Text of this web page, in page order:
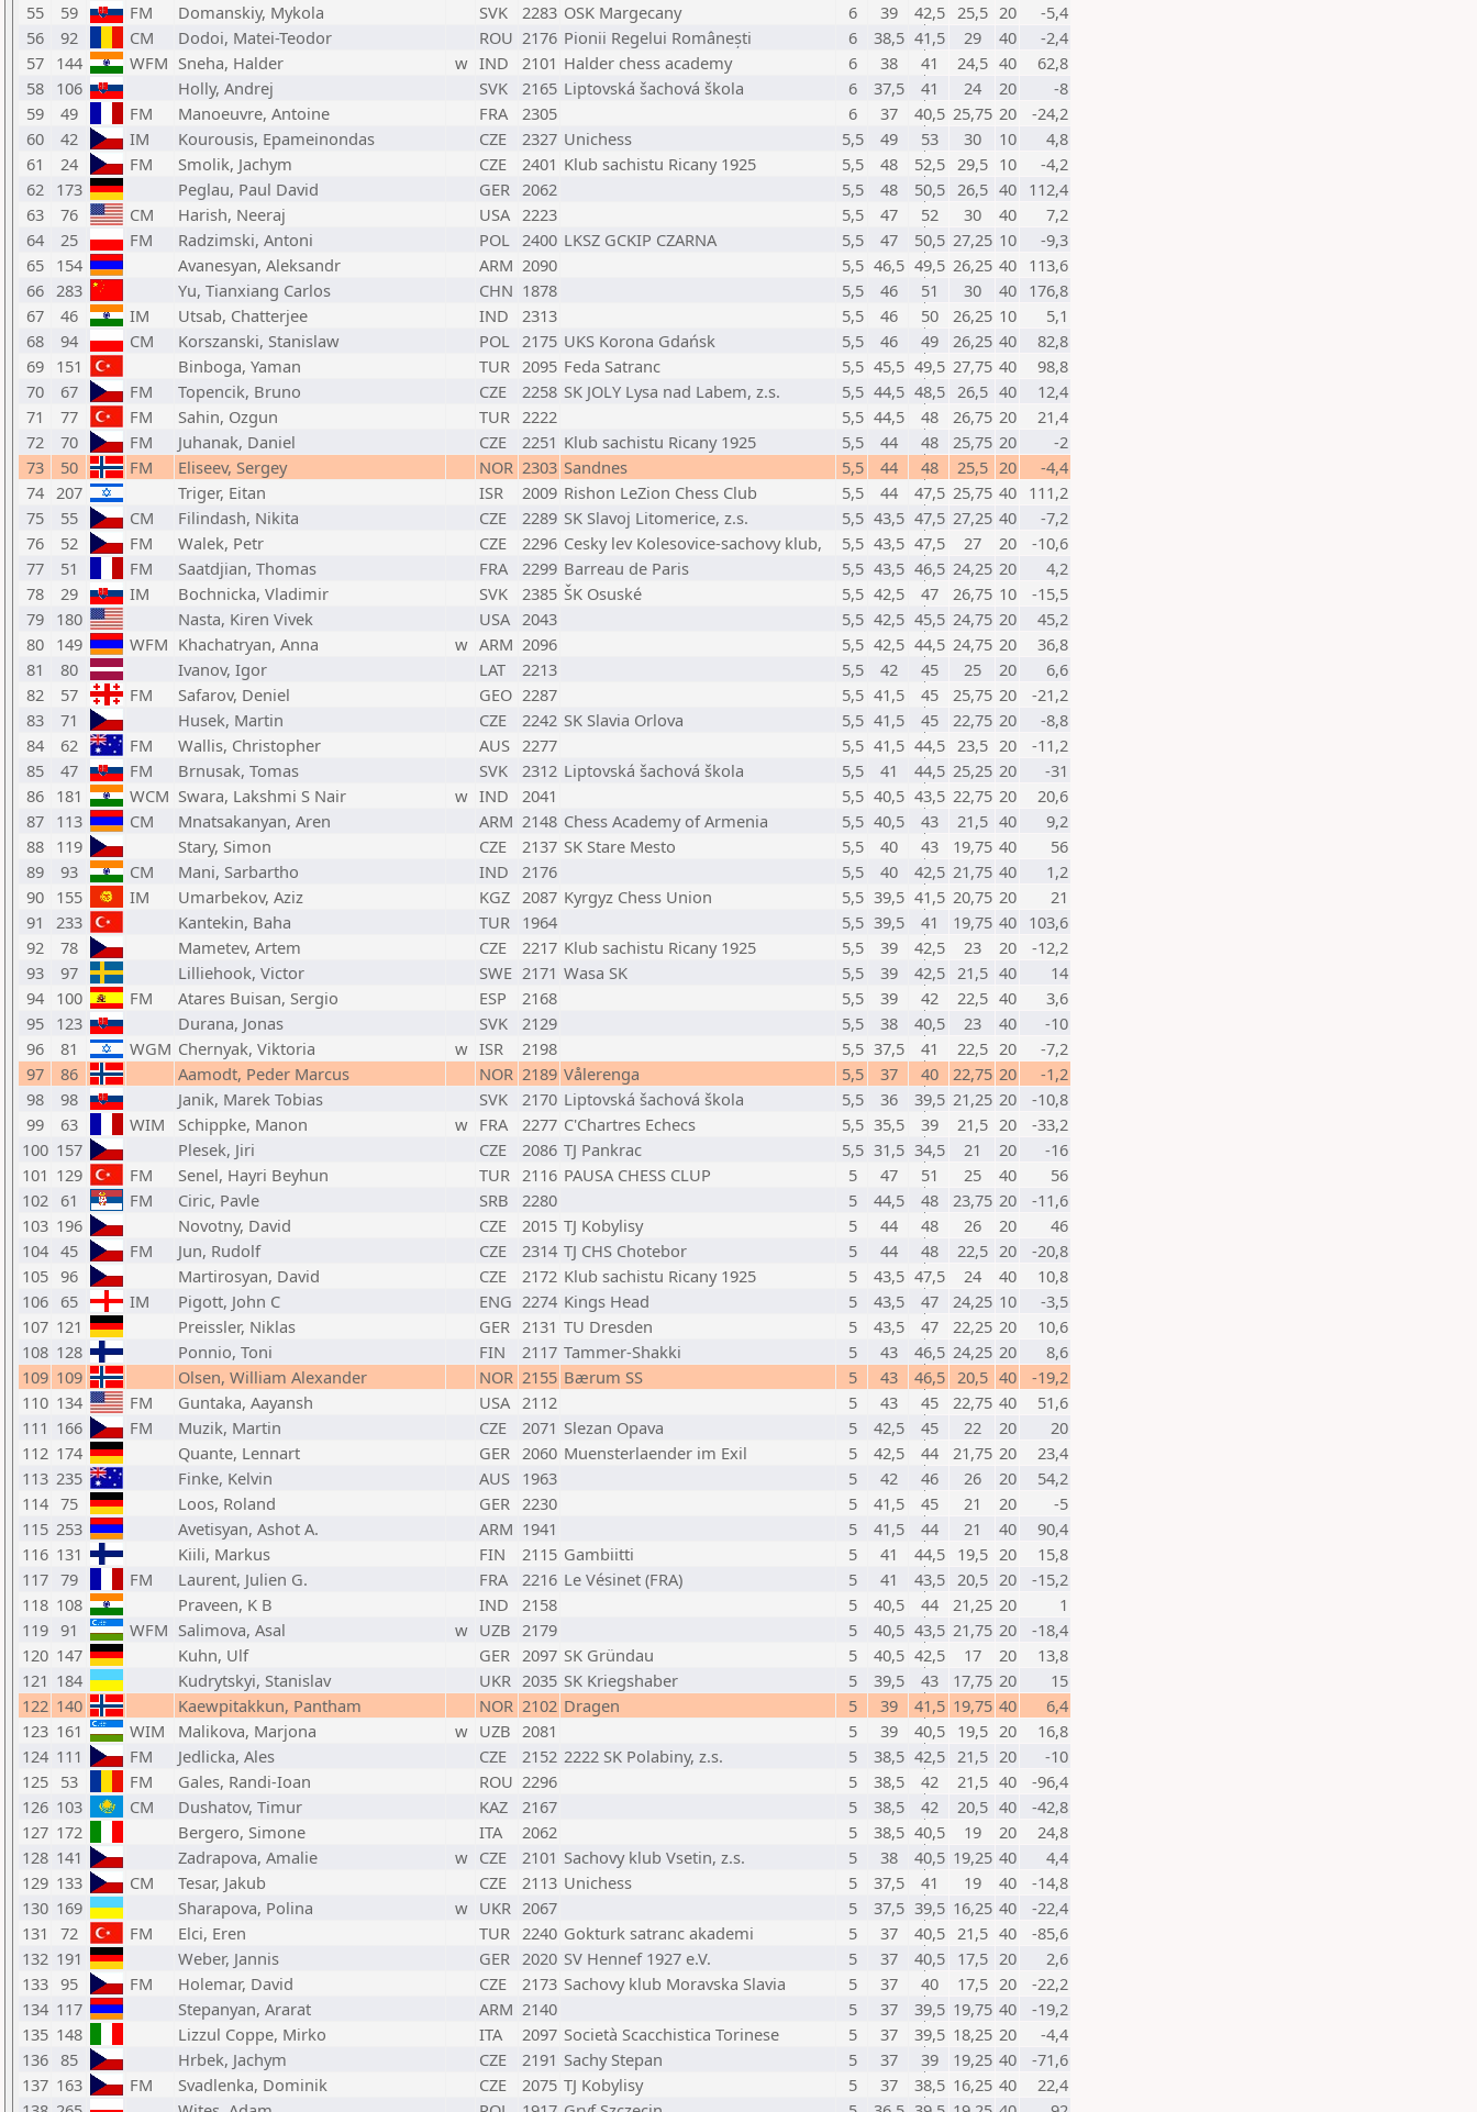
55
59 FM Domanskiy, Mykola SVK 2283 OSK Margecany 6 39 42,5 25,5 20
-5,4
56
92 CM Dodoi, Matei-Teodor ROU 2176 Pionii Regelui Românești 6 38,5 41,5 29 40
-2,4
57 144 WFM Sneha, Halder w IND 2101 Halder chess academy 6 38 41 24,5 40
62,8
58 106 Holly, Andrej SVK 2165 Liptovská šachová škola 6 37,5 41 24 20
-8
59
49 FM Manoeuvre, Antoine FRA 2305 6 37 40,5 25,75 20
-24,2
60
42 IM Kourousis, Epameinondas CZE 2327 Unichess 5,5 49 53 30 10
4,8
61
24 FM Smolik, Jachym CZE 2401 Klub sachistu Ricany 1925 5,5 48 52,5 29,5 10
-4,2
62 173 Peglau, Paul David GER 2062 5,5 48 50,5 26,5 40 112,4
63
76 CM Harish, Neeraj USA 2223 5,5 47 52 30 40
7,2
64
25 FM Radzimski, Antoni POL 2400 LKSZ GCKIP CZARNA 5,5 47 50,5 27,25 10
-9,3
65 154 Avanesyan, Aleksandr ARM 2090 5,5 46,5 49,5 26,25 40 113,6
66 283 Yu, Tianxiang Carlos CHN 1878 5,5 46 51 30 40 176,8
67
46 IM Utsab, Chatterjee IND 2313 5,5 46 50 26,25 10
5,1
68
94 CM Korszanski, Stanislaw POL 2175 UKS Korona Gdańsk 5,5 46 49 26,25 40
82,8
69 151 Binboga, Yaman TUR 2095 Feda Satranc 5,5 45,5 49,5 27,75 40
98,8
70
67 FM Topencik, Bruno CZE 2258 SK JOLY Lysa nad Labem, z.s. 5,5 44,5 48,5 26,5 40
12,4
71
77 FM Sahin, Ozgun TUR 2222 5,5 44,5 48 26,75 20
21,4
72
70 FM Juhanak, Daniel CZE 2251 Klub sachistu Ricany 1925 5,5 44 48 25,75 20
-2
73
50 FM Eliseev, Sergey NOR 2303 Sandnes 5,5 44 48 25,5 20
-4,4
74 207 Triger, Eitan ISR 2009 Rishon LeZion Chess Club 5,5 44 47,5 25,75 40 111,2
75
55 CM Filindash, Nikita CZE 2289 SK Slavoj Litomerice, z.s. 5,5 43,5 47,5 27,25 40
-7,2
76
52 FM Walek, Petr CZE 2296 Cesky lev Kolesovice-sachovy klub, 5,5 43,5 47,5 27 20
-10,6
77
51 FM Saatdjian, Thomas FRA 2299 Barreau de Paris 5,5 43,5 46,5 24,25 20
4,2
78
29 IM Bochnicka, Vladimir SVK 2385 ŠK Osuské 5,5 42,5 47 26,75 10
-15,5
79 180 Nasta, Kiren Vivek USA 2043 5,5 42,5 45,5 24,75 20
45,2
80 149 WFM Khachatryan, Anna w ARM 2096 5,5 42,5 44,5 24,75 20
36,8
81
80 Ivanov, Igor LAT 2213 5,5 42 45 25 20
6,6
82
57 FM Safarov, Deniel GEO 2287 5,5 41,5 45 25,75 20
-21,2
83
71 Husek, Martin CZE 2242 SK Slavia Orlova 5,5 41,5 45 22,75 20
-8,8
84
62 FM Wallis, Christopher AUS 2277 5,5 41,5 44,5 23,5 20
-11,2
85
47 FM Brnusak, Tomas SVK 2312 Liptovská šachová škola 5,5 41 44,5 25,25 20
-31
86 181 WCM Swara, Lakshmi S Nair w IND 2041 5,5 40,5 43,5 22,75 20
20,6
87 113 CM Mnatsakanyan, Aren ARM 2148 Chess Academy of Armenia 5,5 40,5 43 21,5 40
9,2
88 119 Stary, Simon CZE 2137 SK Stare Mesto 5,5 40 43 19,75 40
56
89
93 CM Mani, Sarbartho IND 2176 5,5 40 42,5 21,75 40
1,2
90 155 IM Umarbekov, Aziz KGZ 2087 Kyrgyz Chess Union 5,5 39,5 41,5 20,75 20
21
91
233 Kantekin, Baha TUR 1964 5,5 39,5 41 19,75 40 103,6
92
78 Mametev, Artem CZE 2217 Klub sachistu Ricany 1925 5,5 39 42,5 23 20
-12,2
93
97 Lilliehook, Victor SWE 2171 Wasa SK 5,5 39 42,5 21,5 40
14
94 100 FM Atares Buisan, Sergio ESP 2168 5,5 39 42 22,5 40
3,6
95 123 Durana, Jonas SVK 2129 5,5 38 40,5 23 40
-10
96
81 WGM Chernyak, Viktoria w ISR 2198 5,5 37,5 41 22,5 20
-7,2
97
86 Aamodt, Peder Marcus NOR 2189 Vålerenga 5,5 37 40 22,75 20
-1,2
98
98 Janik, Marek Tobias SVK 2170 Liptovská šachová škola 5,5 36 39,5 21,25 20
-10,8
99
63 WIM Schippke, Manon w FRA 2277 C'Chartres Echecs 5,5 35,5 39 21,5 20
-33,2
100 157 Plesek, Jiri CZE 2086 TJ Pankrac 5,5 31,5 34,5 21 20
-16
101 129 FM Senel, Hayri Beyhun TUR 2116 PAUSA CHESS CLUP 5 47 51 25 40
56
102 61 FM Ciric, Pavle SRB 2280 5 44,5 48 23,75 20
-11,6
103 196 Novotny, David CZE 2015 TJ Kobylisy 5 44 48 26 20
46
104 45 FM Jun, Rudolf CZE 2314 TJ CHS Chotebor 5 44 48 22,5 20
-20,8
105 96 Martirosyan, David CZE 2172 Klub sachistu Ricany 1925 5 43,5 47,5 24 40
10,8
106 65 IM Pigott, John C ENG 2274 Kings Head 5 43,5 47 24,25 10
-3,5
107 121 Preissler, Niklas GER 2131 TU Dresden 5 43,5 47 22,25 20
10,6
108 128 Ponnio, Toni FIN 2117 Tammer-Shakki 5 43 46,5 24,25 20
8,6
109 109 Olsen, William Alexander NOR 2155 Bærum SS 5 43 46,5 20,5 40
-19,2
110 134 FM Guntaka, Aayansh USA 2112 5 43 45 22,75 40
51,6
111 166 FM Muzik, Martin CZE 2071 Slezan Opava 5 42,5 45 22 20
20
112 174 Quante, Lennart GER 2060 Muensterlaender im Exil 5 42,5 44 21,75 20
23,4
113 235 Finke, Kelvin AUS 1963 5 42 46 26 20
54,2
114 75 Loos, Roland GER 2230 5 41,5 45 21 20
-5
115 253 Avetisyan, Ashot A. ARM 1941 5 41,5 44 21 40
90,4
116 131 Kiili, Markus FIN 2115 Gambiitti 5 41 44,5 19,5 20
15,8
117 79 FM Laurent, Julien G. FRA 2216 Le Vésinet (FRA) 5 41 43,5 20,5 20
-15,2
118 108 Praveen, K B IND 2158 5 40,5 44 21,25 20
1
119 91 WFM Salimova, Asal w UZB 2179 5 40,5 43,5 21,75 20
-18,4
120 147 Kuhn, Ulf GER 2097 SK Gründau 5 40,5 42,5 17 20
13,8
121 184 Kudrytskyi, Stanislav UKR 2035 SK Kriegshaber 5 39,5 43 17,75 20
15
122 140 Kaewpitakkun, Pantham NOR 2102 Dragen 5 39 41,5 19,75 40
6,4
123 161 WIM Malikova, Marjona w UZB 2081 5 39 40,5 19,5 20
16,8
124 111 FM Jedlicka, Ales CZE 2152 2222 SK Polabiny, z.s. 5 38,5 42,5 21,5 20
-10
125 53 FM Gales, Randi-Ioan ROU 2296 5 38,5 42 21,5 40
-96,4
126 103 CM Dushatov, Timur KAZ 2167 5 38,5 42 20,5 40
-42,8
127 172 Bergero, Simone ITA 2062 5 38,5 40,5 19 20
24,8
128 141 Zadrapova, Amalie w CZE 2101 Sachovy klub Vsetin, z.s. 5 38 40,5 19,25 40
4,4
129 133 CM Tesar, Jakub CZE 2113 Unichess 5 37,5 41 19 40
-14,8
130 169 Sharapova, Polina w UKR 2067 5 37,5 39,5 16,25 40
-22,4
131
72 FM Elci, Eren TUR 2240 Gokturk satranc akademi 5 37 40,5 21,5 40
-85,6
132 191 Weber, Jannis GER 2020 SV Hennef 1927 e.V. 5 37 40,5 17,5 20
2,6
133 95 FM Holemar, David CZE 2173 Sachovy klub Moravska Slavia 5 37 40 17,5 20
-22,2
134 117 Stepanyan, Ararat ARM 2140 5 37 39,5 19,75 40
-19,2
135 148 Lizzul Coppe, Mirko ITA 2097 Società Scacchistica Torinese 5 37 39,5 18,25 20
-4,4
136 85 Hrbek, Jachym CZE 2191 Sachy Stepan 5 37 39 19,25 40
-71,6
137 163 FM Svadlenka, Dominik CZE 2075 TJ Kobylisy 5 37 38,5 16,25 40
22,4